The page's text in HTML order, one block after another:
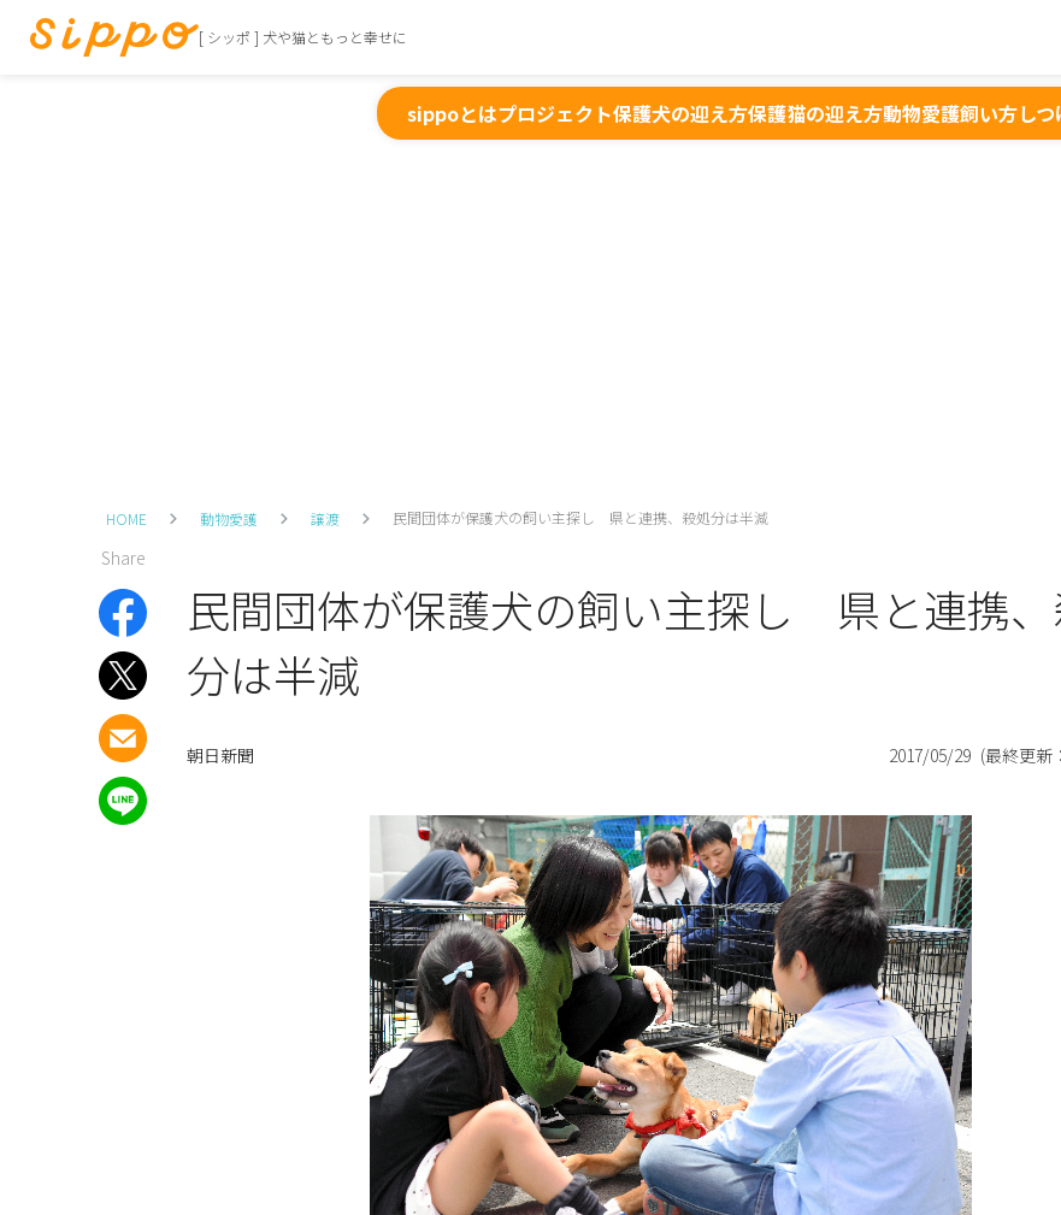
[ シッポ ] 犬や猫ともっと幸せに
sippoとはプロジェクト保護犬の迎え方保護猫の迎え方動物愛護飼い方しつ
HOME 動物愛護 譲渡 民間団体が保護犬の飼い主探し 県と連携、殺処分は半減
Share
民間団体が保護犬の飼い主探し 県と連携
分は半減
朝日新聞 2017/05/29 (最終更新：